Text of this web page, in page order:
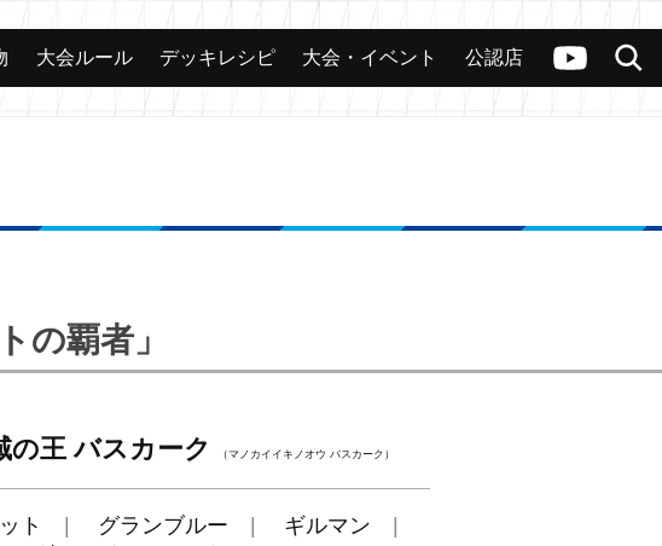
ヴァンガードch
検索
カード 大会 公認店舗 その他
大会ルール デッキレシピ 大会・イベント 公認店
の覇者」
の王 バスカーク （マノカイイキノオウ バスカーク）
ト グランブルー
ギルマン